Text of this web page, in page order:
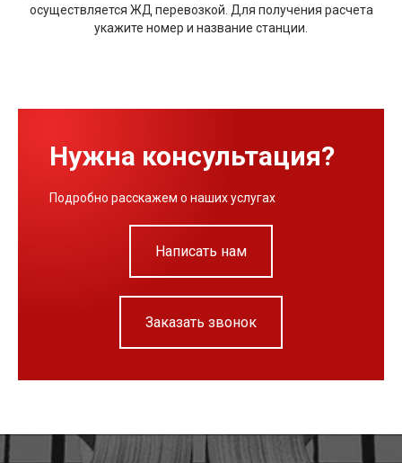
осуществляется ЖД перевозкой. Для получения расчета
укажите номер и название станции.
Нужна консультация?
Подробно расскажем о наших услугах
Написать нам
Заказать звонок